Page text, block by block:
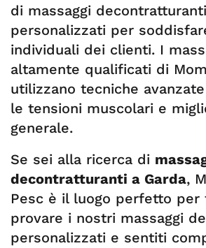
di massaggi decontratturanti
personalizzati per
individuali dei clienti. I
altamente qualificati di
utilizzano tecniche
le tensioni muscolari e
generale.
Se sei alla ricerca di
decontratturanti a Garda,
Pesc è il luogo perfetto per
provare i nostri massaggi
personalizzati e sentiti